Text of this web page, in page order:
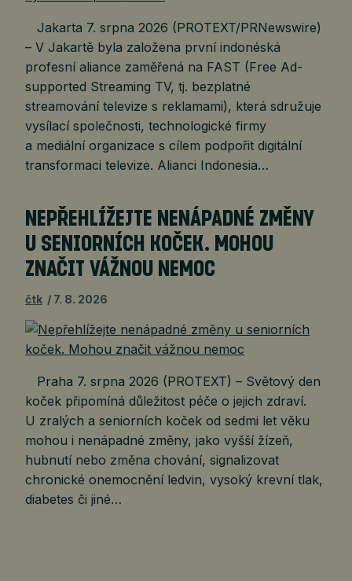
Jakarta 7. srpna 2026 (PROTEXT/PRNewswire)
– V Jakartě byla založena první indonéská
profesní aliance zaměřená na FAST (Free Ad-
supported Streaming TV, tj. bezplatné
streamování televize s reklamami), která sdružuje
vysílací společnosti, technologické firmy
a mediální organizace s cílem podpořit digitální
transformaci televize. Alianci Indonesia…
NEPŘEHLÍŽEJTE NENÁPADNÉ ZMĚNY
U SENIORNÍCH KOČEK. MOHOU
ZNAČIT VÁŽNOU NEMOC
čtk 7. 8. 2026
Praha 7. srpna 2026 (PROTEXT) – Světový den
koček připomíná důležitost péče o jejich zdraví.
U zralých a seniorních koček od sedmi let věku
mohou i nenápadné změny, jako vyšší žízeň,
hubnutí nebo změna chování, signalizovat
chronické onemocnění ledvin, vysoký krevní tlak,
diabetes či jiné…